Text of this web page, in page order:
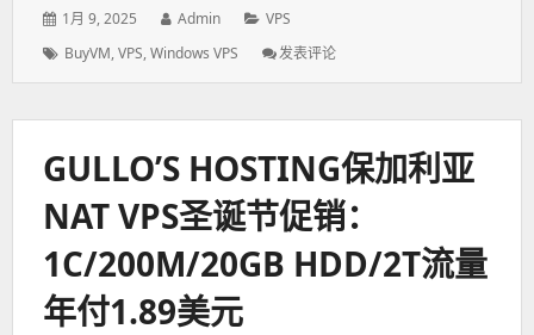
发
于：
1月 9, 2025
作
Admin
分
类：
VPS
标
BuyVM,VPS,Windows VPS 发表评论
AI
购，
卢
森
堡
机
房
GULLO’S HOSTING保加利亚
NAT VPS圣诞节促销：
1C/200M/20GB HDD/2T流量
年付1.89美元